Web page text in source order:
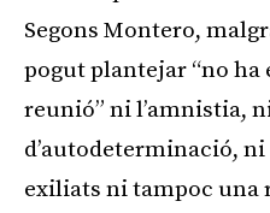
Segons Montero,
pogut plantejar “no ha
reunió” ni l’amnistia,
d’autodeterminació,
exiliats ni tampoc una